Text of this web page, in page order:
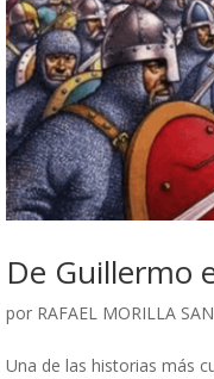
De Guillermo
por RAFAEL MORILLA
Una de las historias más